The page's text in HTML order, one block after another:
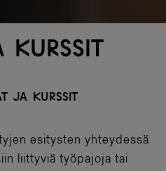
kurssit
ja kurssit
esitysten yhteydessä
liittyviä työpajoja tai